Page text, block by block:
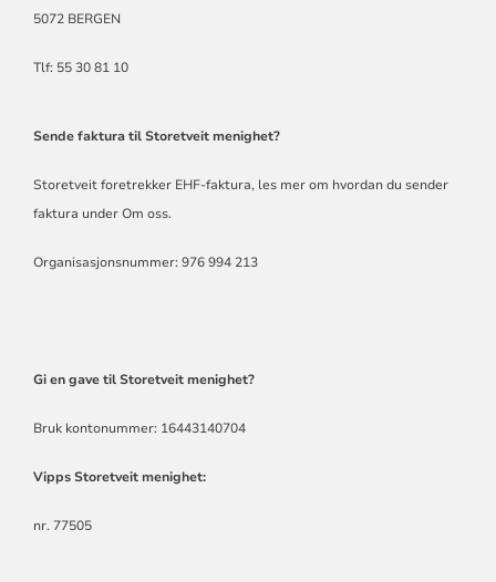
5072 BERGEN
Tlf: 55 30 81 10
Sende faktura til Storetveit menighet?
Storetveit foretrekker EHF-faktura, les mer om hvordan du sender
faktura under Om oss.
Organisasjonsnummer: 976 994 213
Gi en gave til Storetveit menighet?
Bruk kontonummer: 16443140704
Vipps Storetveit menighet:
nr. 77505